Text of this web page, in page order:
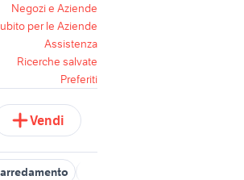
Negozi e Aziende
per le Aziende
Assistenza
Ricerche salvate
Preferiti
Vendi